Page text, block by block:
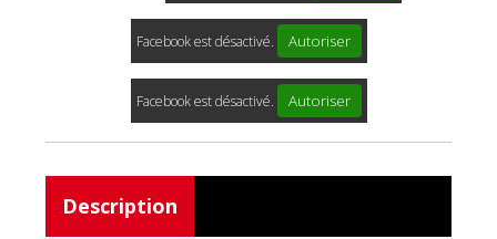
Facebook est désactivé. Autoriser
Facebook est désactivé. Autoriser
Description